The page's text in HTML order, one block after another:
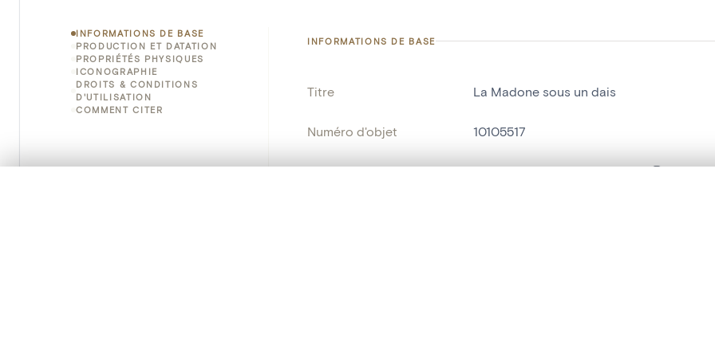
INFORMATIONS DE BASE
PRODUCTION ET DATATION
PROPRIÉTÉS PHYSIQUES
ICONOGRAPHIE
DROITS & CONDITIONS
D'UTILISATION
COMMENT CITER
INFORMATIONS DE BASE
Titre La Madone sous un dais
Numéro d'objet 10105517
Institution Musées communaux (Verviers)